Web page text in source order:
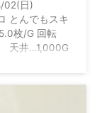
甘との
02(日)
とんでもスキ
枚/G 回転
天井…1,000G
tondemosk